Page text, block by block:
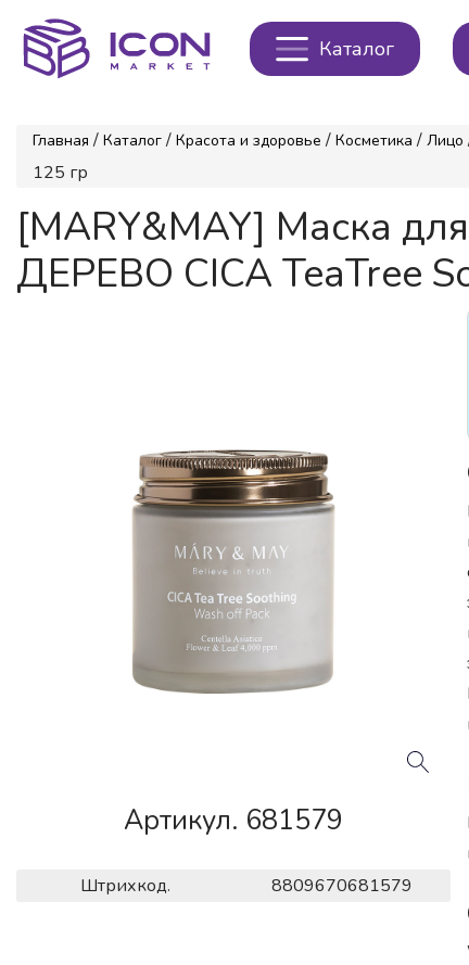
Каталог
Главная / Каталог / Красота и здоровье / Косметика / Лицо
125 гр
[MARY&MAY] Маска
ДЕРЕВО CICA TeaTree
Артикул. 681579
Штрихкод. 8809670681579